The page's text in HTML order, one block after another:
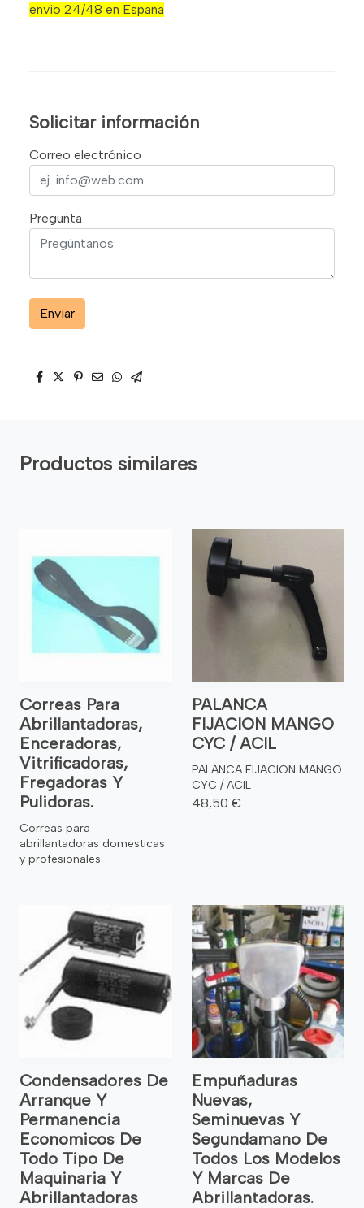
envio 24/48 en España
Solicitar información
Correo electrónico
Pregunta
Enviar
Productos similares
Correas Para
Abrillantadoras,
Enceradoras,
Vitrificadoras,
Fregadoras Y
Pulidoras.
Correas para
abrillantadoras domesticas
y profesionales
PALANCA
FIJACION MANGO
CYC / ACIL
PALANCA FIJACION MANGO
CYC / ACIL
48,50 €
Condensadores De
Arranque Y
Permanencia
Economicos De
Todo Tipo De
Maquinaria Y
Abrillantadoras
Empuñaduras
Nuevas,
Seminuevas Y
Segundamano De
Todos Los Modelos
Y Marcas De
Abrillantadoras.